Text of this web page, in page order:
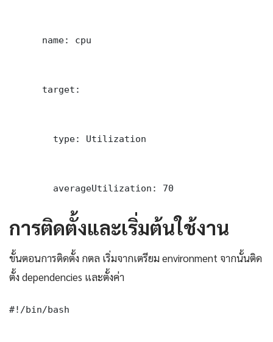
      name: cpu
      target:
        type: Utilization
        averageUtilization: 70
การติดตั้งและเริ่มต้นใช้งาน
ขั้นตอนการติดตั้ง กตล เริ่มจากเตรียม environment จากนั้นติด
ตั้ง dependencies และตั้งค่า
#!/bin/bash